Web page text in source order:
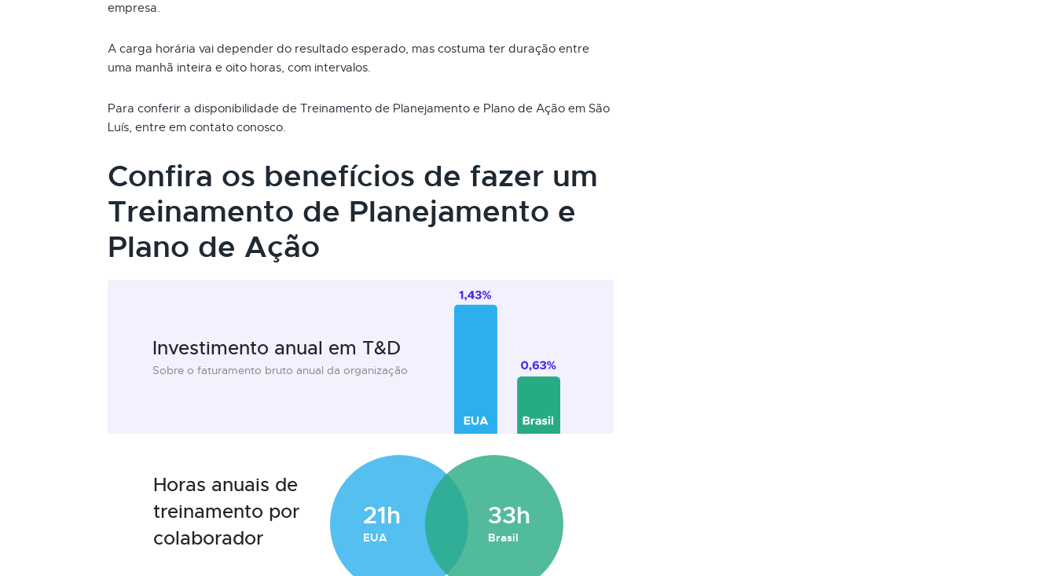
empresa.
A carga horária vai depender do resultado esperado, mas costuma ter duração entre
uma manhã inteira e oito horas, com intervalos.
Para conferir a disponibilidade de Treinamento de Planejamento e Plano de Ação em São
Luís, entre em contato conosco.
Confira os benefícios de fazer um
Treinamento de Planejamento e
Plano de Ação
Investimento anual em T&D
Sobre o faturamento bruto anual da organização
Horas anuais de
treinamento por
colaborador
21h
EUA
33h
Brasil